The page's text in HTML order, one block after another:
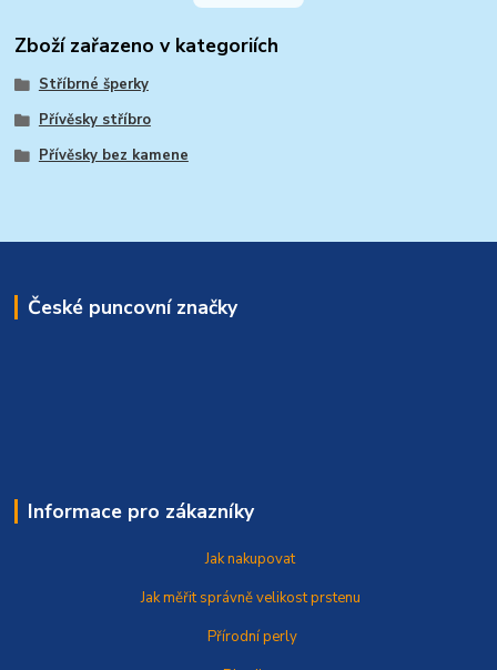
Zboží zařazeno v kategoriích
Stříbrné šperky
Přívěsky stříbro
Přívěsky bez kamene
České puncovní značky
Informace pro zákazníky
Jak nakupovat
Jak měřit správněvelikost prstenu
Přírodní perly